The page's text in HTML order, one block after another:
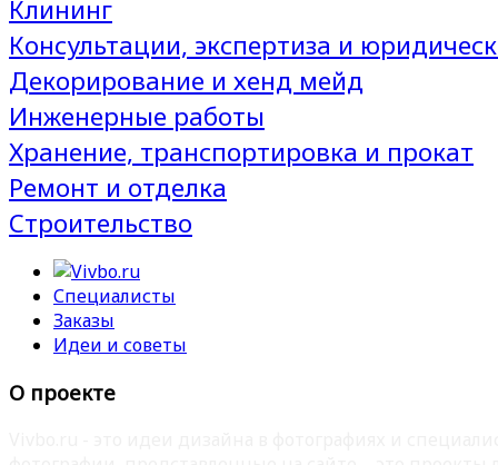
Клининг
Консультации, экспертиза и
Декорирование и хенд мейд
Инженерные работы
Хранение, транспортировка и прокат
Ремонт и отделка
Строительство
Специалисты
Заказы
Идеи и советы
О проекте